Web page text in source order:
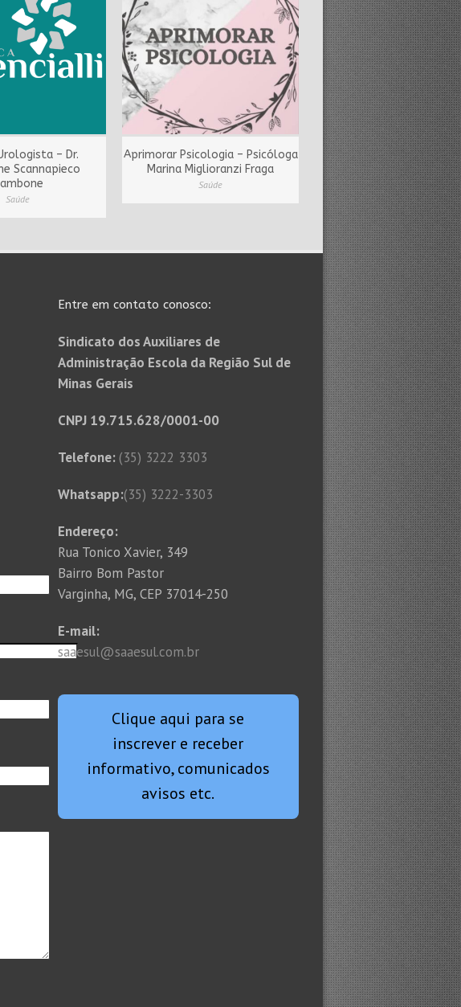
– Dr.
Scannapieco
Saúde
Aprimorar Psicologia – Psicóloga
Marina Miglioranzi Fraga
Saúde
Entre em contato conosco:
Sindicato dos Auxiliares de
Administração Escola da Região Sul de
Minas Gerais
CNPJ 19.715.628/0001-00
Telefone: (35) 3222 3303
Whatsapp:(35) 3222-3303
Endereço:
Rua Tonico Xavier, 349
Bairro Bom Pastor
Varginha, MG, CEP 37014-250
E-mail:
saaesul@saaesul.com.br
Clique aqui para se
inscrever e receber
informativo, comunicados
avisos etc.